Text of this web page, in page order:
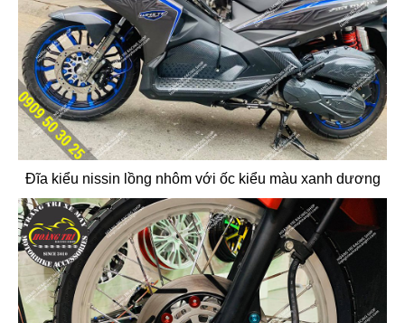
Đĩa kiểu nissin lồng nhôm với ốc kiểu màu xanh dương